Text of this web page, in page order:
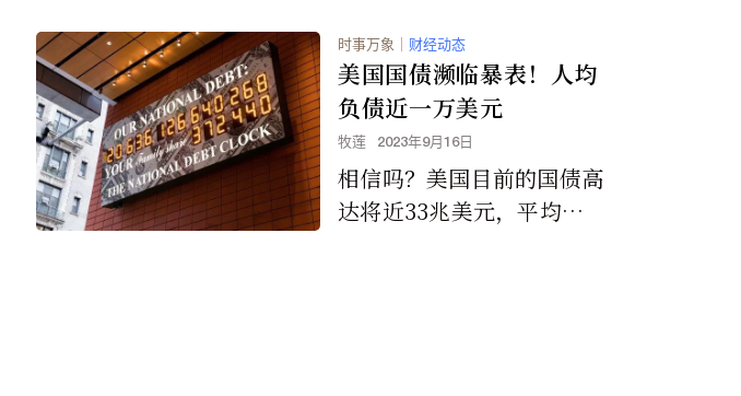
时事万象 ｜ 财经动态
美国国债濒临暴表！人均
负债近一万美元
牧莲 2023年9月16日
相信吗？美国目前的国债高
达将近33兆美元，平均每